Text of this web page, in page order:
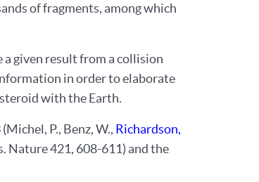
of fragments, among which
given result from a collision
in order to elaborate
with the Earth.
P., Benz, W., Richardson,
Nature 421, 608-611) and the